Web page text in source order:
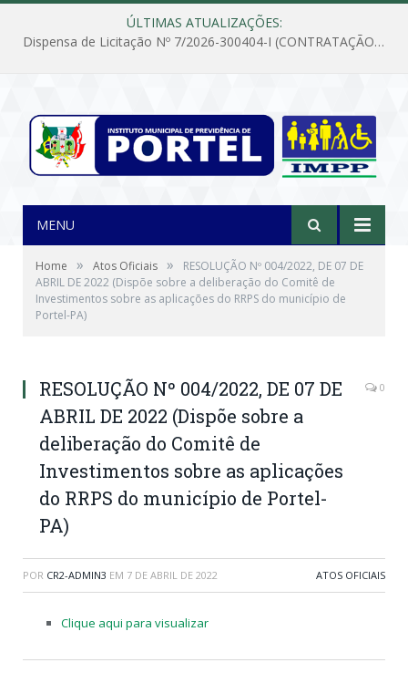
ÚLTIMAS ATUALIZAÇÕES:
Dispensa de Licitação Nº 7/2026-300404-I (CONTRATAÇÃO DE EMPRESA PARA MANUTENÇÃO E REPARAÇÃO DE APARELHOS DE AR CONDICIONADO, EM ATENDIMENTO ÀS NECESSIDADES DO INSTITUTO DE PREVIDÊNCIA MUNICIPAL DE PORTEL/PA)
MENU
Home » Atos Oficiais »
RESOLUÇÃO Nº 004/2022, DE 07 DE
ABRIL DE 2022 (Dispõe sobre a deliberação do Comitê de
Investimentos sobre as aplicações do RRPS do município de
Portel-PA)
RESOLUÇÃO Nº 004/2022, DE 07 DE
ABRIL DE 2022 (Dispõe sobre a
deliberação do Comitê de
Investimentos sobre as aplicações
do RRPS do município de Portel-
PA)
0
POR CR2-ADMIN3 EM 7 DE ABRIL DE 2022 ATOS OFICIAIS
Clique aqui para visualizar